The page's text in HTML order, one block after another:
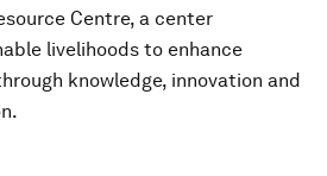
Centre, a center
livelihoods to enhance
knowledge, innovation and